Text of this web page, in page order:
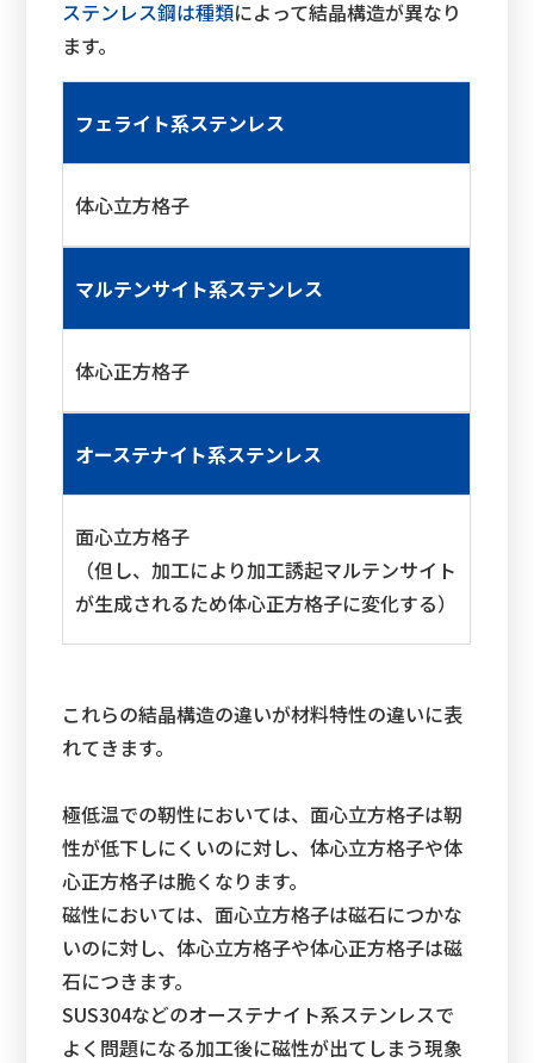
ステンレス鋼は種類によって結晶構造が異なり
ます。
フェライト系ステンレス
体心立方格子
マルテンサイト系ステンレス
体心正方格子
オーステナイト系ステンレス
面心立方格子
（但し、加工により加工誘起マルテンサイト
が生成されるため体心正方格子に変化する）
これらの結晶構造の違いが材料特性の違いに表
れてきます。
極低温での靭性においては、面心立方格子は靭
性が低下しにくいのに対し、体心立方格子や体
心正方格子は脆くなります。
磁性においては、面心立方格子は磁石につかな
いのに対し、体心立方格子や体心正方格子は磁
石につきます。
SUS304などのオーステナイト系ステンレスで
よく問題になる加工後に磁性が出てしまう現象